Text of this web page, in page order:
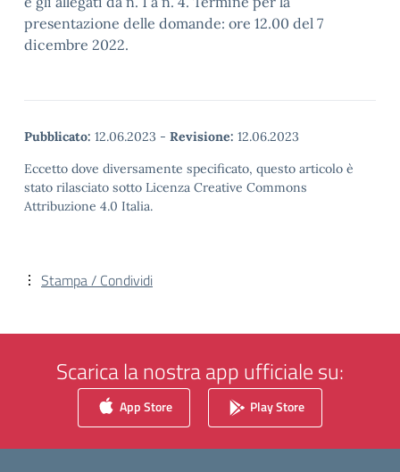
presentazione delle domande: ore 12.00 del 7
dicembre 2022.
Pubblicato: 12.06.2023 - Revisione: 12.06.2023
Eccetto dove diversamente specificato, questo articolo è
stato rilasciato sotto Licenza Creative Commons
Attribuzione 4.0 Italia.
Stampa / Condividi
Scarica la nostra app ufficiale su:
App Store Play Store